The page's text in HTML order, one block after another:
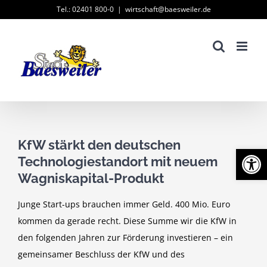
Tel.: 02401 800-0 | wirtschaft@baesweiler.de
KfW stärkt den deutschen
Technologiestandort mit neuem
Wagniskapital-Produkt
Junge Start-ups brauchen immer Geld. 400 Mio. Euro
kommen da gerade recht. Diese Summe wir die KfW in
den folgenden Jahren zur Förderung investieren – ein
gemeinsamer Beschluss der KfW und des